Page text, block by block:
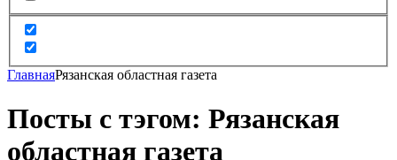
ГлавнаяРязанская областная газета
Посты с тэгом: Рязанская
областная газета